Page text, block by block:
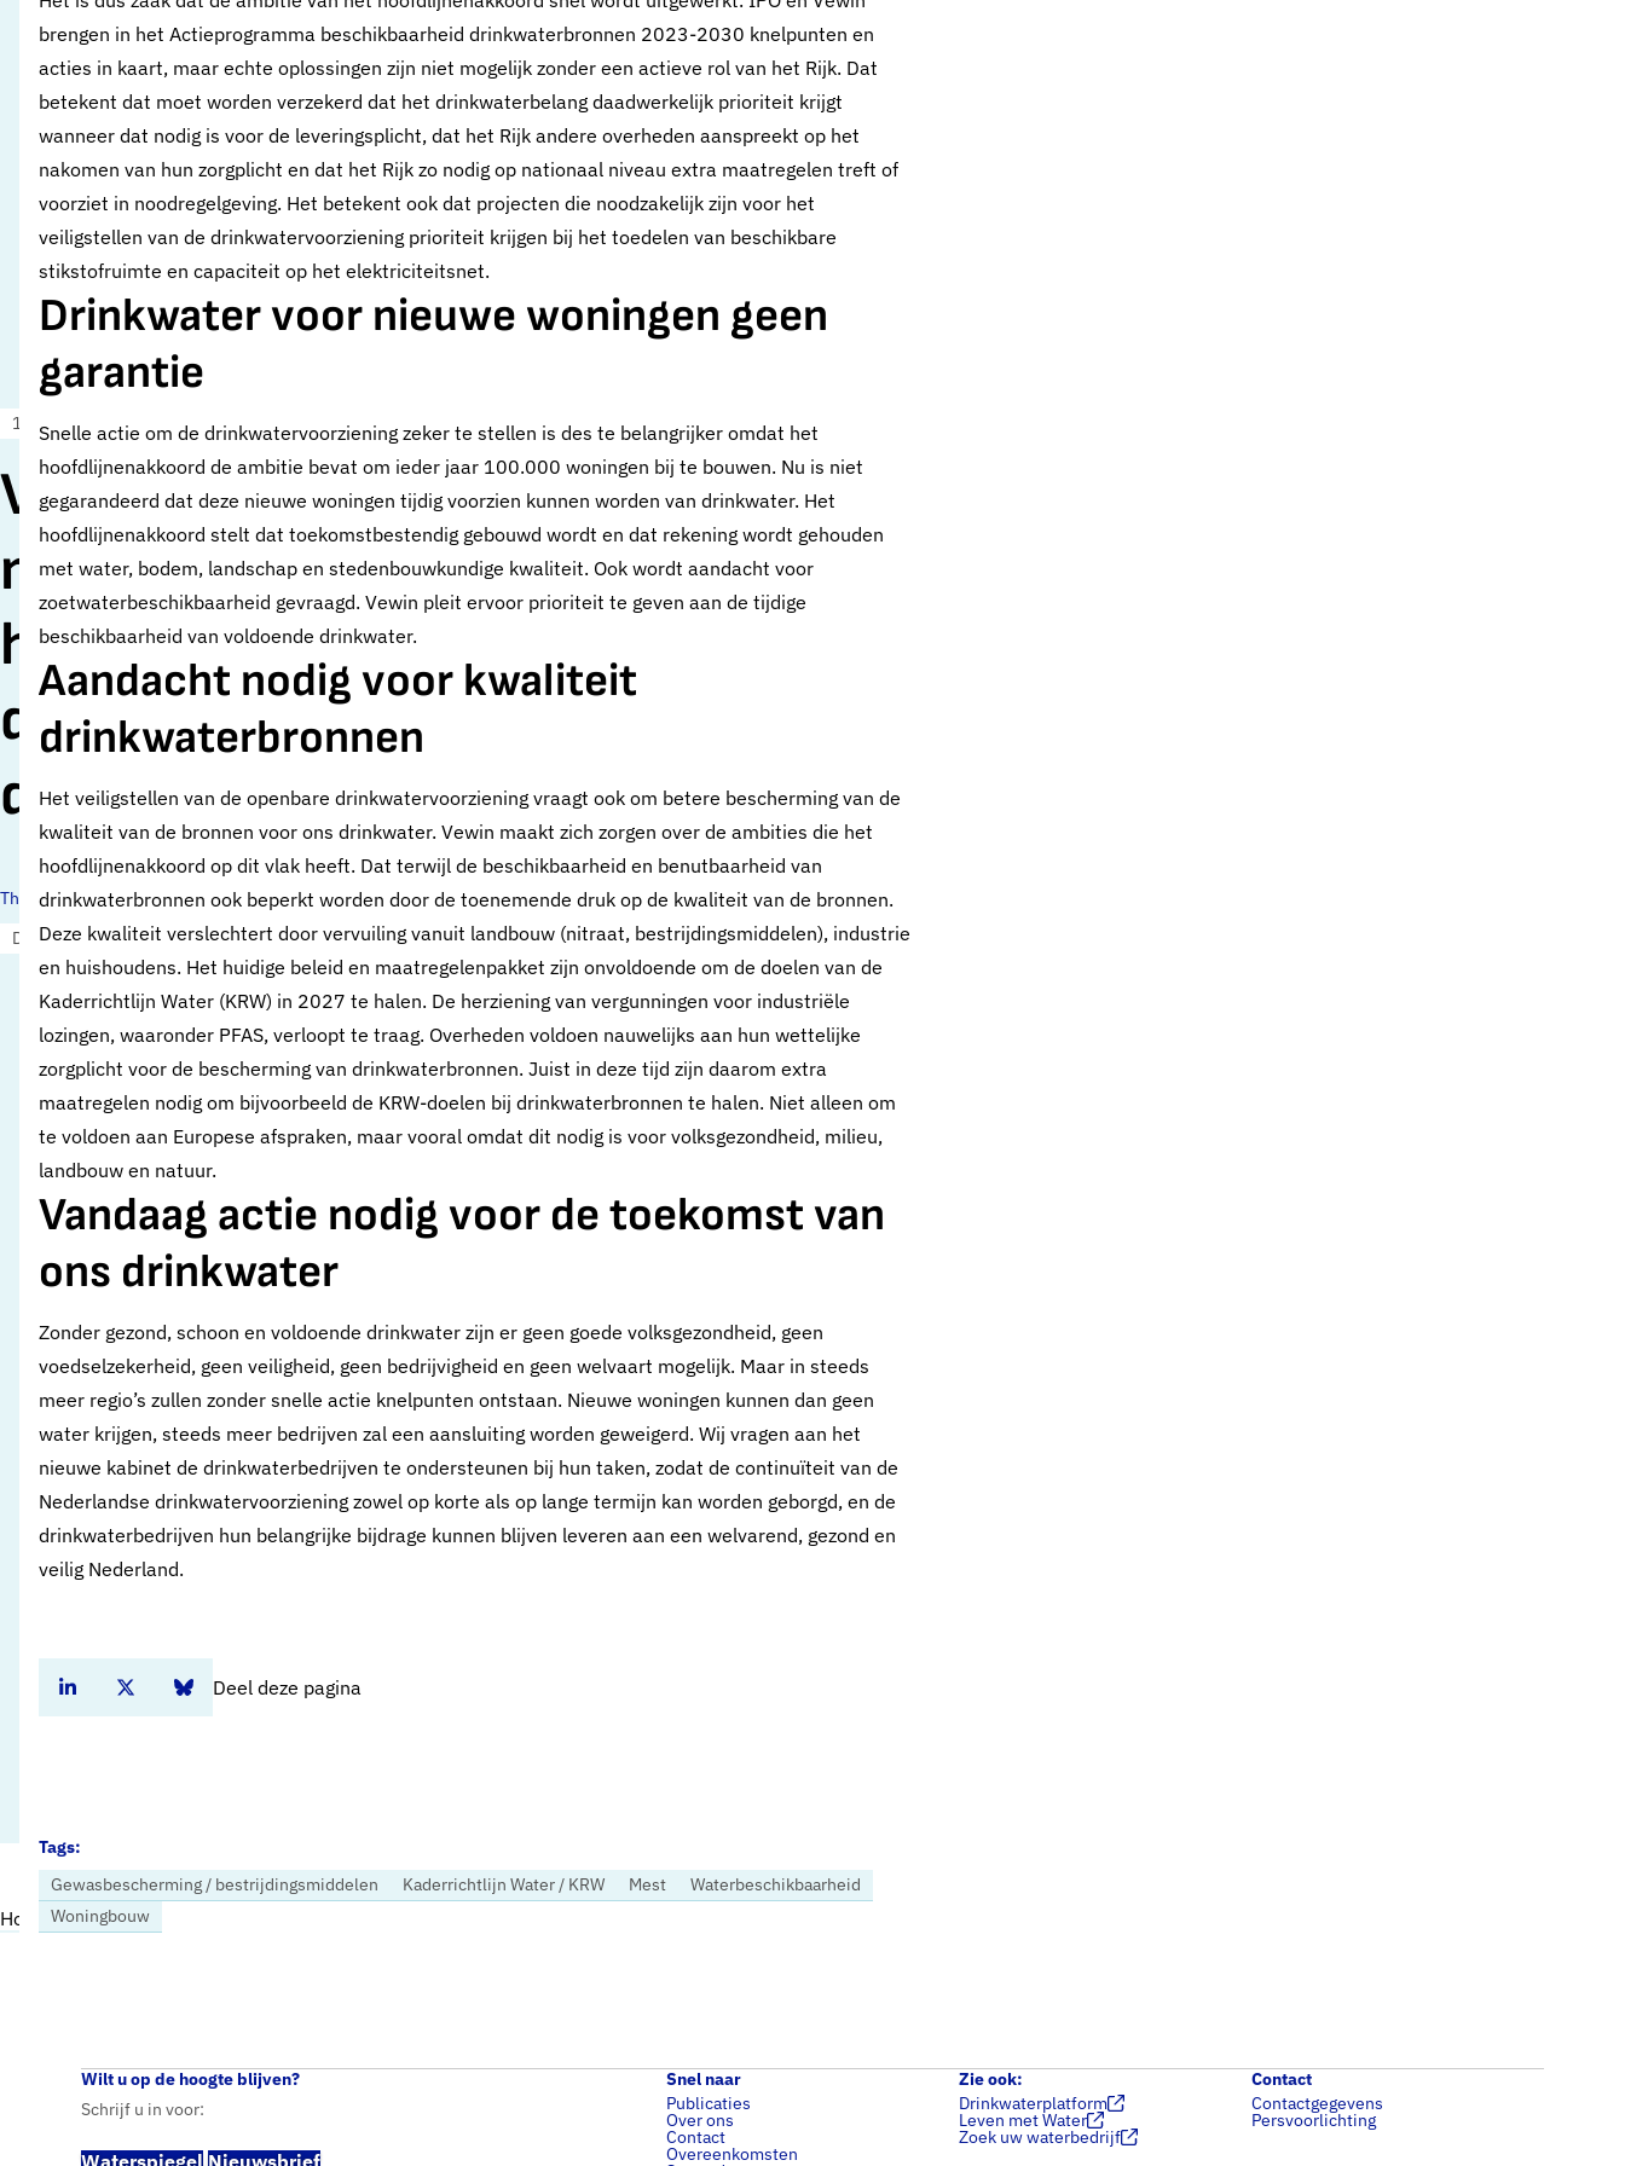
Vewin: nieuw kabinet
moet aan de slag met
het veiligstellen van
de
drinkwatervoorziening
16 mei 2024 Nieuws
Thema's:
Drinkwaterbronnen
Home Nieuws
brengen in het Actieprogramma beschikbaarheid drinkwaterbronnen 2023-2030 knelpunten en
acties in kaart, maar echte oplossingen zijn niet mogelijk zonder een actieve rol van het Rijk. Dat
betekent dat moet worden verzekerd dat het drinkwaterbelang daadwerkelijk prioriteit krijgt
wanneer dat nodig is voor de leveringsplicht, dat het Rijk andere overheden aanspreekt op het
nakomen van hun zorgplicht en dat het Rijk zo nodig op nationaal niveau extra maatregelen treft of
voorziet in noodregelgeving. Het betekent ook dat projecten die noodzakelijk zijn voor het
veiligstellen van de drinkwatervoorziening prioriteit krijgen bij het toedelen van beschikbare
stikstofruimte en capaciteit op het elektriciteitsnet.
Drinkwater voor nieuwe woningen geen
garantie
Snelle actie om de drinkwatervoorziening zeker te stellen is des te belangrijker omdat het
hoofdlijnenakkoord de ambitie bevat om ieder jaar 100.000 woningen bij te bouwen. Nu is niet
gegarandeerd dat deze nieuwe woningen tijdig voorzien kunnen worden van drinkwater. Het
hoofdlijnenakkoord stelt dat toekomstbestendig gebouwd wordt en dat rekening wordt gehouden
met water, bodem, landschap en stedenbouwkundige kwaliteit. Ook wordt aandacht voor
zoetwaterbeschikbaarheid gevraagd. Vewin pleit ervoor prioriteit te geven aan de tijdige
beschikbaarheid van voldoende drinkwater.
Aandacht nodig voor kwaliteit
drinkwaterbronnen
Het veiligstellen van de openbare drinkwatervoorziening vraagt ook om betere bescherming van de
kwaliteit van de bronnen voor ons drinkwater. Vewin maakt zich zorgen over de ambities die het
hoofdlijnenakkoord op dit vlak heeft. Dat terwijl de beschikbaarheid en benutbaarheid van
drinkwaterbronnen ook beperkt worden door de toenemende druk op de kwaliteit van de bronnen.
Deze kwaliteit verslechtert door vervuiling vanuit landbouw (nitraat, bestrijdingsmiddelen), industrie
en huishoudens. Het huidige beleid en maatregelenpakket zijn onvoldoende om de doelen van de
Kaderrichtlijn Water (KRW) in 2027 te halen. De herziening van vergunningen voor industriële
lozingen, waaronder PFAS, verloopt te traag. Overheden voldoen nauwelijks aan hun wettelijke
zorgplicht voor de bescherming van drinkwaterbronnen. Juist in deze tijd zijn daarom extra
maatregelen nodig om bijvoorbeeld de KRW-doelen bij drinkwaterbronnen te halen. Niet alleen om
te voldoen aan Europese afspraken, maar vooral omdat dit nodig is voor volksgezondheid, milieu,
landbouw en natuur.
Vandaag actie nodig voor de toekomst van
ons drinkwater
Zonder gezond, schoon en voldoende drinkwater zijn er geen goede volksgezondheid, geen
voedselzekerheid, geen veiligheid, geen bedrijvigheid en geen welvaart mogelijk. Maar in steeds
meer regio’s zullen zonder snelle actie knelpunten ontstaan. Nieuwe woningen kunnen dan geen
water krijgen, steeds meer bedrijven zal een aansluiting worden geweigerd. Wij vragen aan het
nieuwe kabinet de drinkwaterbedrijven te ondersteunen bij hun taken, zodat de continuïteit van de
Nederlandse drinkwatervoorziening zowel op korte als op lange termijn kan worden geborgd, en de
drinkwaterbedrijven hun belangrijke bijdrage kunnen blijven leveren aan een welvarend, gezond en
veilig Nederland.
Deel deze pagina
Deel dit artikel op Linkedin
Deel dit artikel op Twitter
Deel dit artikel op Bluesky
Tags:
Gewasbescherming / bestrijdingsmiddelen
Kaderrichtlijn Water / KRW Mest
Waterbeschikbaarheid
Woningbouw
Wilt u op de hoogte blijven?
Schrijf u in voor:
Waterspiegel Nieuwsbrief
Snel naar
Publicaties
Over ons
Contact
Overeenkomsten
Zie ook:
Drinkwaterplatform
Leven met Water
Zoek uw waterbedrijf
Contact
Contactgegevens
Persvoorlichting